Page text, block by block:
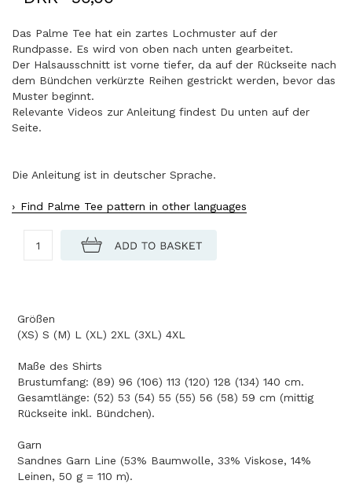
Das Palme Tee hat ein zartes Lochmuster auf der
Rundpasse. Es wird von oben nach unten gearbeitet.
Der Halsausschnitt ist vorne tiefer, da auf der Rückseite nach
dem Bündchen verkürzte Reihen gestrickt werden, bevor das
Muster beginnt.
Relevante Videos zur Anleitung findest Du unten auf der
Seite.
Die Anleitung ist in deutscher Sprache.
Find Palme Tee pattern in other languages
Größen
(XS) S (M) L (XL) 2XL (3XL) 4XL
Maße des Shirts
Brustumfang: (89) 96 (106) 113 (120) 128 (134) 140 cm.
Gesamtlänge: (52) 53 (54) 55 (55) 56 (58) 59 cm (mittig
Rückseite inkl. Bündchen).
Garn
Sandnes Garn Line (53% Baumwolle, 33% Viskose, 14%
Leinen, 50 g = 110 m).